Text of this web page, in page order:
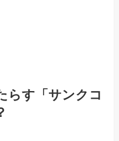
らす「サンクコ